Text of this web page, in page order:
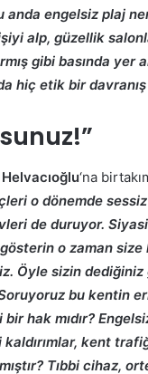
engelsiz plaj
alp, güzellik
gibi basında yer
hiç etik bir davranış
‘na
o dönemde
de duruyor.
o zaman size
Öyle sizin
bu kentin
hak mıdır?
kent
Tıbbi cihaz,